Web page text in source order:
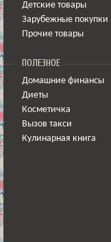
Детские товары
Зарубежные покупки
Прочие товары
ПОЛЕЗНОЕ
Домашние финансы
Диеты
Косметичка
Вызов такси
Кулинарная книга